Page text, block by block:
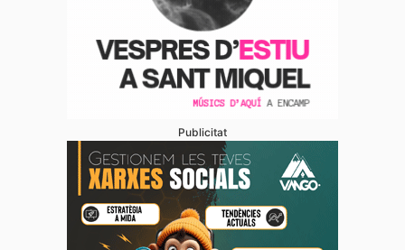
Publicitat